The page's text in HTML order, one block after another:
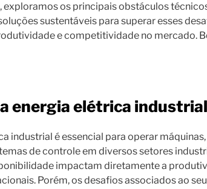
exploramos os principais obstáculos
sustentáveis para superar esses
e competitividade no mercado.
energia elétrica industrial
industrial é essencial para operar máquinas,
de controle em diversos setores
impactam diretamente a
Porém, os desafios associados ao